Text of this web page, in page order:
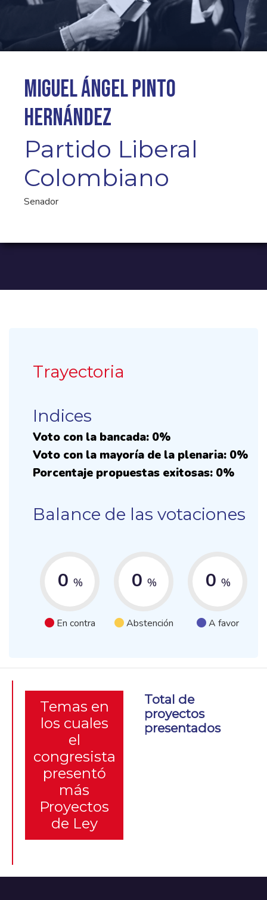
Miguel Ángel Pinto
Hernández
Partido Liberal
Colombiano
Senador
Trayectoria
Indices
Voto con la bancada: 0%
Voto con la mayoría de la plenaria: 0%
Porcentaje propuestas exitosas: 0%
Balance de las votaciones
0 %
En contra
0 %
Abstención
0 %
A favor
Temas en
los cuales
el
congresista
presentó
más
Proyectos
de Ley
Total de
proyectos
presentados